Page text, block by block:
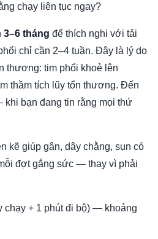
chạy liên tục ngay?
3–6 tháng để thích nghi với tải
chỉ cần 2–4 tuần. Đây là lý do
thương: tim phổi khoẻ lên
thầm tích lũy tổn thương. Đến
bạn đang tin rằng mọi thứ
kẽ giúp gân, dây chằng, sụn có
đợt gắng sức — thay vì phải
chạy + 1 phút đi bộ) — khoảng